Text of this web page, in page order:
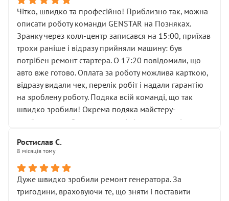
ущільнювачів.
Що прикро — це не перший мій візит. Раніше міняв у
вас стартер, і тоді сервіс наче справив хороше
враження. Але згодом знайшов декілька гайок під
лобовим склом. Мені пояснили, що це “старі гайки, які
відкручували”, і попросили не хвилюватися. ( надіюсь
новий власник, не застяг в полі))
Але після нинішнього візиту такі дрібниці вже не
здаються дрібницями.
Я — клієнт, який працює на довірі, і саме її цей сервіс
Хотілося б більше:
• належної уваги до авто
• прозорості в роботах і рахунках
• реальної діагностики, а не формального
“подивились і поїхав”
Чітко, швидко та професійно! Приблизно так, можна
описати роботу команди GENSTAR на Позняках.
Зранку через колл-центр записався на 15:00, приїхав
трохи раніше і відразу прийняли машину: був
потрібен ремонт стартера. О 17:20 повідомили, що
авто вже готово. Оплата за роботу можлива карткою,
відразу видали чек, перелік робіт і надали гарантію
на зроблену роботу. Подяка всій команді, що так
швидко зробили! Окрема подяка майстеру-
приймальнику Олександру: всі чітко та по суті.
звертатися до цього автосервісу.
Ростислав С.
8 місяців тому
Дуже швидко зробили ремонт генератора. За
тригодини, враховуючи те, що зняти і поставити